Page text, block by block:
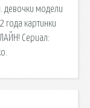
девочки модели
картинки
Сериал: